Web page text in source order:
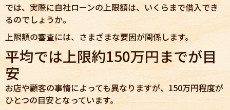
では、実際に自社ローンの上限額は、いくらまで借入でき
るのでしょうか。
上限額の審査には、さまざまな要因が関係します。
平均では上限約150万円までが目
安
お店や顧客の事情によっても異なりますが、150万円程度が
ひとつの目安となっています。